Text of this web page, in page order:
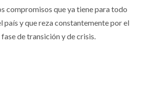
compromisos que ya tiene para todo
país y que reza constantemente por el
de transición y de crisis.